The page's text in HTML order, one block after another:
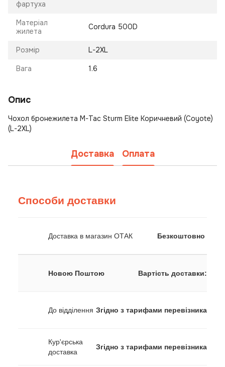
фартуха
Матеріал
жилета
Cordura 500D
Розмір L-2XL
Вага 1.6
Опис
Чохол бронежилета M-Tac Sturm Elite Коричневий (Coyote)
(L-2XL)
Доставка Оплата
Способи доставки
Доставка в магазин ОТАК Безкоштовно
Новою Поштою Вартість доставки:
До відділення Згідно з тарифами перевізника
Кур'єрська
доставка
Згідно з тарифами перевізника